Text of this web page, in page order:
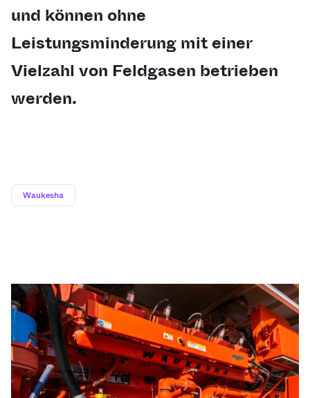
und können ohne
Leistungsminderung mit einer
Vielzahl von Feldgasen betrieben
werden.